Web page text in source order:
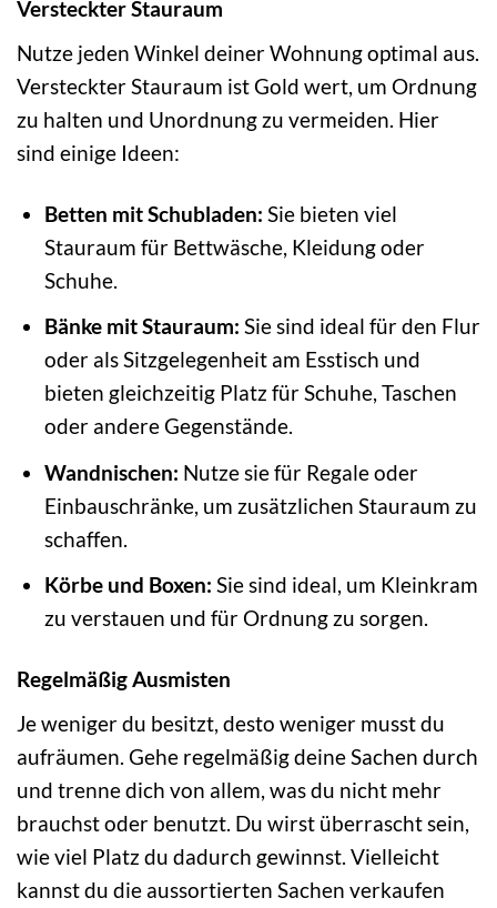
Versteckter Stauraum
Nutze jeden Winkel deiner Wohnung optimal aus.
Versteckter Stauraum ist Gold wert, um Ordnung
zu halten und Unordnung zu vermeiden. Hier
sind einige Ideen:
Betten mit Schubladen: Sie bieten viel
Stauraum für Bettwäsche, Kleidung oder
Schuhe.
Bänke mit Stauraum: Sie sind ideal für den Flur
oder als Sitzgelegenheit am Esstisch und
bieten gleichzeitig Platz für Schuhe, Taschen
oder andere Gegenstände.
Wandnischen: Nutze sie für Regale oder
Einbauschränke, um zusätzlichen Stauraum zu
schaffen.
Körbe und Boxen: Sie sind ideal, um Kleinkram
zu verstauen und für Ordnung zu sorgen.
Regelmäßig Ausmisten
Je weniger du besitzt, desto weniger musst du
aufräumen. Gehe regelmäßig deine Sachen durch
und trenne dich von allem, was du nicht mehr
brauchst oder benutzt. Du wirst überrascht sein,
wie viel Platz du dadurch gewinnst. Vielleicht
kannst du die aussortierten Sachen verkaufen